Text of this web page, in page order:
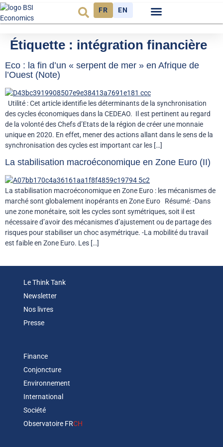
FR EN
Étiquette : intégration financière
Eco : la fin d’un « serpent de mer » en Afrique de
l’Ouest (Note)
Utilité : Cet article identifie les déterminants de la synchronisation
des cycles économiques dans la CEDEAO. Il est pertinent au regard
de la volonté des Chefs d’Etats de la région de créer une monnaie
unique en 2020. En effet, mener des actions allant dans le sens de la
synchronisation des cycles est important car les […]
La stabilisation macroéconomique en Zone Euro (II)
La stabilisation macroéconomique en Zone Euro : les mécanismes de
marché sont globalement inopérants en Zone Euro Résumé: -Dans
une zone monétaire, soit les cycles sont symétriques, soit il est
nécessaire d’avoir des mécanismes d’ajustement ou de partage des
risques pour stabiliser un choc asymétrique. -La mobilité du travail
est faible en Zone Euro. Les […]
Le Think Tank
Newsletter
Nos livres
Presse
Finance
Conjoncture
Environnement
International
Société
Observatoire FRCH